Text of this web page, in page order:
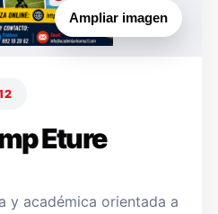
Ampliar imagen
Eture
y académica orientada a